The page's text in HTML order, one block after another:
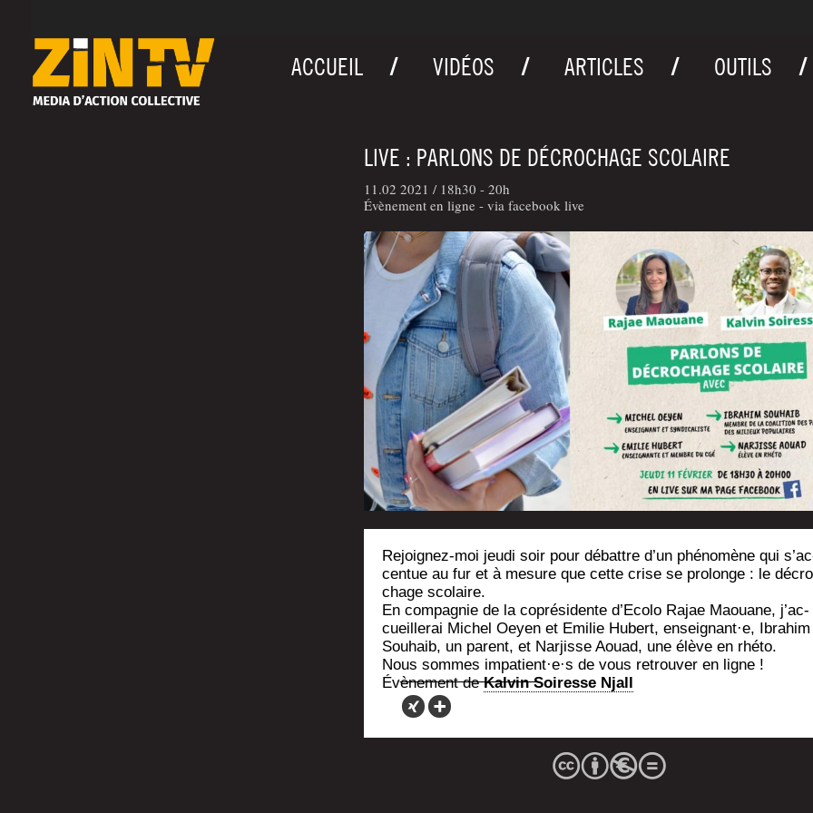
ACCUEIL VIDÉOS ARTICLES OUTILS
LIVE : PARLONS DE DÉCROCHAGE SCOLAIRE
11.02 2021 / 18h30 - 20h
Évènement en ligne - via facebook live
Rejoi­gnez-moi jeu­di soir pour débattre d’un phé­no­mène qui
cen­tue au fur et à mesure que cette crise se pro­longe : le
chage scolaire.
En com­pa­gnie de la copré­si­dente d’E­co­lo Rajae Maouane, j’ac­
cueille­rai Michel Oeyen et Emi­lie Hubert, enseignant·e, Ibra­him
Sou­haib, un parent, et Nar­jisse Aouad, une élève en rhéto.
Nous sommes impatient·e·s de vous retrou­ver en ligne !
Évè­ne­ment deKal­vin Soi­resse Njall